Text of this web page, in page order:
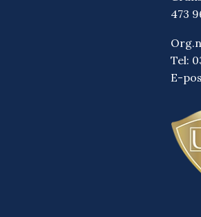
473
Tel:
E-